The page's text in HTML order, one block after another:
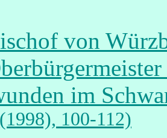
von
im
100-112)